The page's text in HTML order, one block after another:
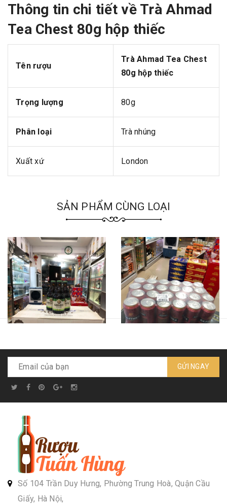
Thông tin chi tiết về Trà Ahmad
Tea Chest 80g hộp thiếc
Tên rượu
Trà Ahmad Tea Chest
80g hộp thiếc
Trọng lượng 80g
Phân loại Trà nhúng
Xuất xứ London
SẢN PHẨM CÙNG LOẠI
Bia Abbaye D'aulne - chai
GỬI NGAY
Số 104 Trần Duy Hưng, Phường Trung Hoà, Quận Cầu
Giấy, Hà Nội,